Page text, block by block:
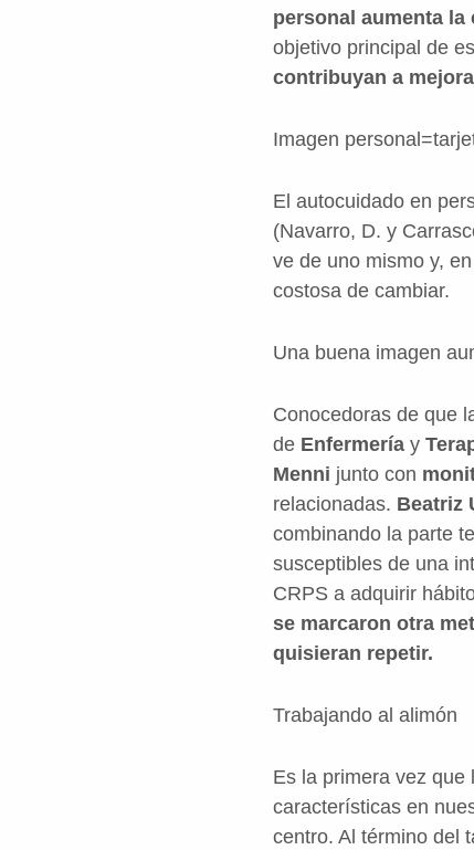
personal aumenta
objetivo principal de
contribuyan a
Imagen
El autocuidado en
(Navarro, D. y
ve de uno mismo y,
costosa de cambiar.
Una buena imagen
Conocedoras de que
de Enfermería y
Menni junto con
relacionadas. Beatriz
combinando la parte
susceptibles de una
CRPS a adquirir
se marcaron otra
quisieran repetir.
Trabajando al alimón
Es la primera vez
características en
centro. Al término del